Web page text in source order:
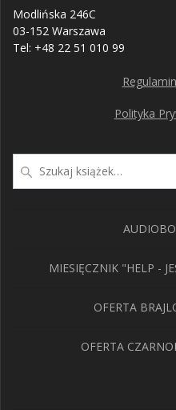
Modlińska 246C
03-152 Warszawa
Tel: +48 22 51 010 99
Polityka
MIESIĘCZNIK "HELP -
OFERTA
OFERTA